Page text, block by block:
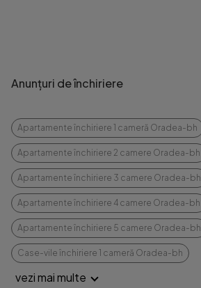
Anunțuri de închiriere
Apartamente închiriere 1 cameră Oradea-bh
Apartamente închiriere 2 camere Oradea-bh
Apartamente închiriere 3 camere Oradea-bh
Apartamente închiriere 4 camere Oradea-bh
Apartamente închiriere 5 camere Oradea-bh
Case-vile închiriere 1 cameră Oradea-bh
vezi mai multe